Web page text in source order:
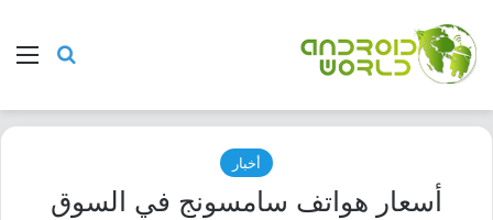
بحث
أخبار
أسعار هواتف سامسونج في السوق